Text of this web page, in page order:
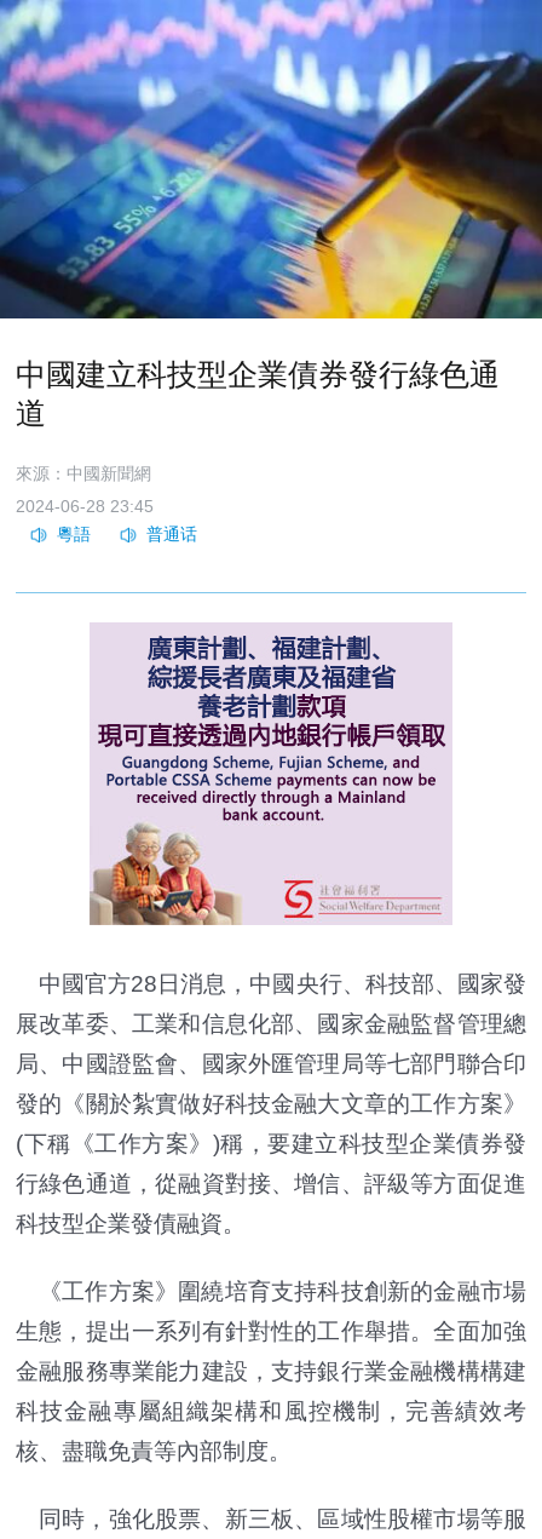
中國建立科技型企業債券發行綠色通
道
來源：中國新聞網
2024-06-28 23:45
中國官方28日消息，中國央行、科技部、國家發
展改革委、工業和信息化部、國家金融監督管理總
局、中國證監會、國家外匯管理局等七部門聯合印
發的《關於紮實做好科技金融大文章的工作方案》
(下稱《工作方案》)稱，要建立科技型企業債券發
行綠色通道，從融資對接、增信、評級等方面促進
科技型企業發債融資。
《工作方案》圍繞培育支持科技創新的金融市場
生態，提出一系列有針對性的工作舉措。全面加強
金融服務專業能力建設，支持銀行業金融機構構建
科技金融專屬組織架構和風控機制，完善績效考
核、盡職免責等內部制度。
同時，強化股票、新三板、區域性股權市場等服